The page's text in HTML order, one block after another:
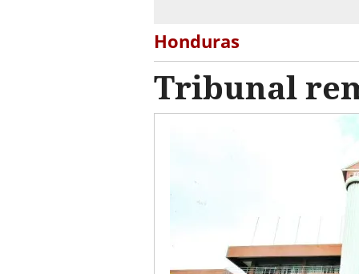
Honduras
Tribunal